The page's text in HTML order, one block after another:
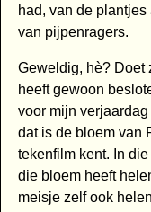
had, van de
van pijpenragers.
Geweldig, hè? Doet
heeft gewoon
voor mijn
dat is de bloem van
tekenfilm kent. In
die bloem heeft
meisje zelf ook